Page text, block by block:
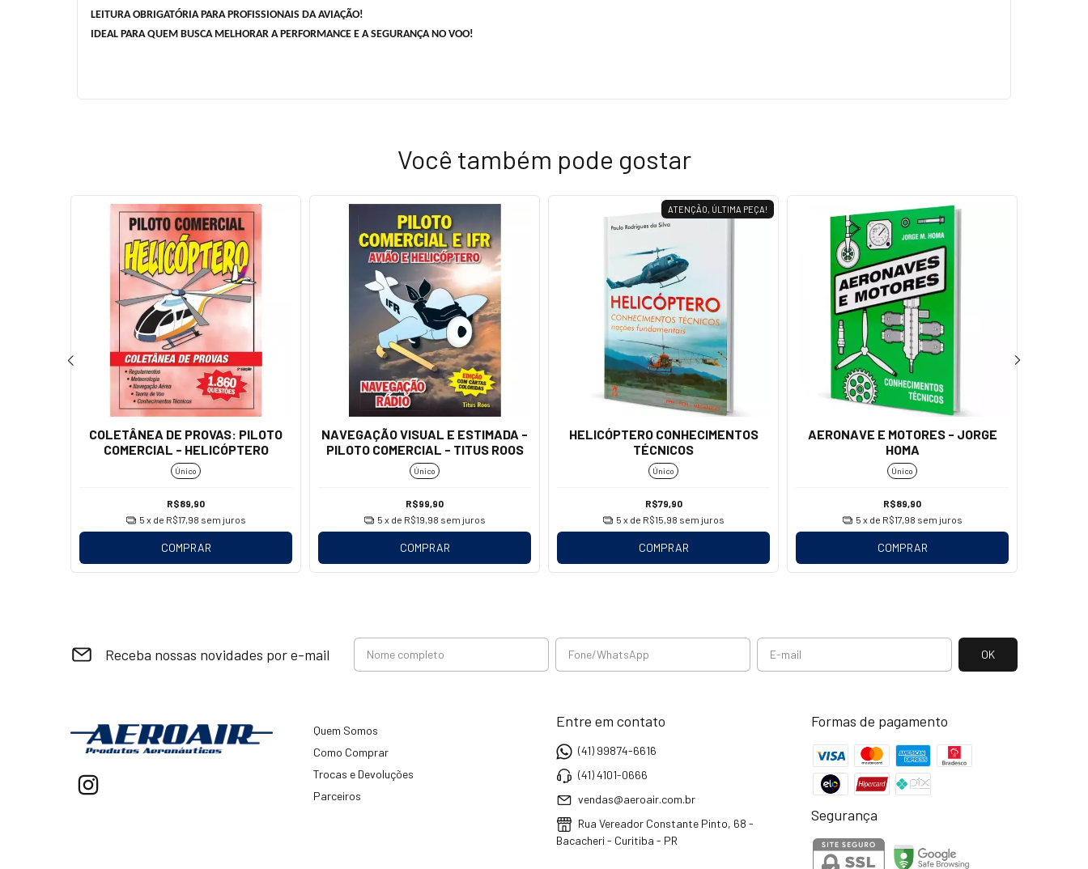
LEITURA OBRIGATÓRIA PARA PROFISSIONAIS DA AVIAÇÃO!
IDEAL PARA QUEM BUSCA MELHORAR A PERFORMANCE E A SEGURANÇA NO VOO!
Você também pode gostar
COLETÂNEA DE PROVAS: PILOTO
COMERCIAL - HELICÓPTERO
Único
R$89,90
5 x de R$17,98 sem juros
COMPRAR
NAVEGAÇÃO VISUAL E ESTIMADA -
PILOTO COMERCIAL - TITUS ROOS
Único
R$99,90
5 x de R$19,98 sem juros
COMPRAR
ATENÇÃO, ÚLTIMA PEÇA!
HELICÓPTERO CONHECIMENTOS
TÉCNICOS
Único
R$79,90
5 x de R$15,98 sem juros
COMPRAR
AERONAVE E MOTORES - JORGE
HOMA
Único
R$89,90
5 x de R$17,98 sem juros
COMPRAR
Receba nossas novidades por e-mail
Quem Somos
Como Comprar
Trocas e Devoluções
Parceiros
Entre em contato
(41) 99874-6616
(41) 4101-0666
vendas@aeroair.com.br
Rua Vereador Constante Pinto, 68 -
Bacacheri - Curitiba - PR
Formas de pagamento
Segurança